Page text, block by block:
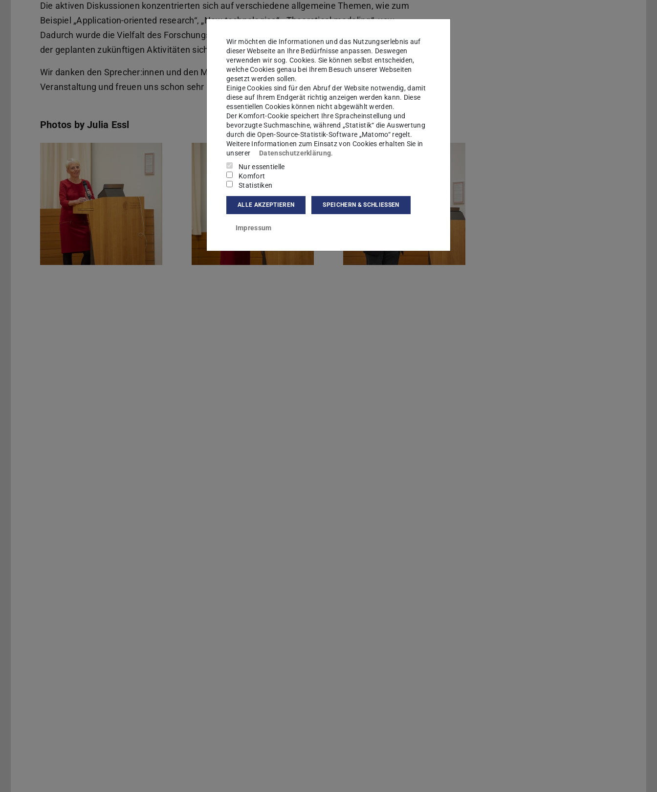
Die aktiven Diskussionen konzentrierten sich auf verschiedene allgemeine Themen, wie zum
Beispiel „Application-oriented research“, „New technologies“, „Theoretical modeling“, usw.
Dadurch wurde die Vielfalt des Forschungsfeldes widergespiegelt und die Interdisziplinarität
der geplanten zukünftigen Aktivitäten sichergestellt.
Wir danken den Sprecher:innen und den M+M-Mitgliedern für die sehr spannende
Veranstaltung und freuen uns schon sehr auf die nächsten M+M-Events im Jahr 2025!
Photos by Julia Essl
Wir möchten die Informationen und das Nutzungserlebnis auf
dieser Webseite an Ihre Bedürfnisse anpassen. Deswegen
verwenden wir sog. Cookies. Sie können selbst entscheiden,
welche Cookies genau bei Ihrem Besuch unserer Webseiten
gesetzt werden sollen.
Einige Cookies sind für den Abruf der Website notwendig, damit
diese auf Ihrem Endgerät richtig anzeigen werden kann. Diese
essentiellen Cookies können nicht abgewählt werden.
Der Komfort-Cookie speichert Ihre Spracheinstellung und
bevorzugte Suchmaschine, während „Statistik“ die Auswertung
durch die Open-Source-Statistik-Software „Matomo“ regelt.
Weitere Informationen zum Einsatz von Cookies erhalten Sie in
unserer
Datenschutzerklärung.
Nur essentielle
Komfort
Statistiken
ALLE AKZEPTIEREN SPEICHERN & SCHLIESSEN
Impressum